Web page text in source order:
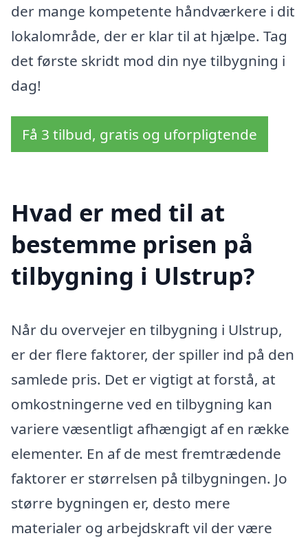
der mange kompetente håndværkere i dit
lokalområde, der er klar til at hjælpe. Tag
det første skridt mod din nye tilbygning i
dag!
Få 3 tilbud, gratis og uforpligtende
Hvad er med til at
bestemme prisen på
tilbygning i Ulstrup?
Når du overvejer en tilbygning i Ulstrup,
er der flere faktorer, der spiller ind på den
samlede pris. Det er vigtigt at forstå, at
omkostningerne ved en tilbygning kan
variere væsentligt afhængigt af en række
elementer. En af de mest fremtrædende
faktorer er størrelsen på tilbygningen. Jo
større bygningen er, desto mere
materialer og arbejdskraft vil der være